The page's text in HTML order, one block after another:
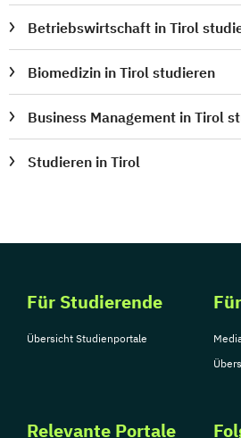
Betriebswirtschaft in Tirol
Biomedizin in Tirol studieren
Business Management in Tirol
Studieren in Tirol
Für Studierende
Übersicht Studienportale
Relevante Portale